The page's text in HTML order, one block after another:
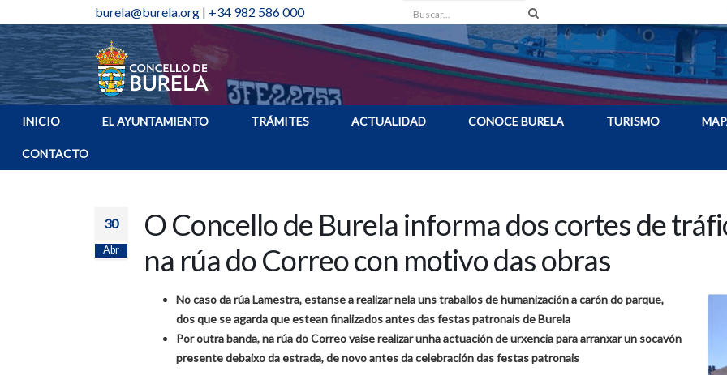
burela@burela.org | +34 982 586 000 Buscar
INICIO EL AYUNTAMIENTO TRÁMITES ACTUALIDAD CONOCE BURELA TURISMO
CONTACTO
30
Abr
O Concello de Burela informa dos cortes de
na rúa do Correo con motivo das obras
No caso da rúa Lamestra, estanse a realizar nela uns traballos de humanización a carón do parque,
dos que se agarda que estean finalizados antes das festas patronais de Burela
Por outra banda, na rúa do Correo vaise realizar unha actuación de urxencia para arranxar un socavón
presente debaixo da estrada, de novo antes da celebración das festas patronais